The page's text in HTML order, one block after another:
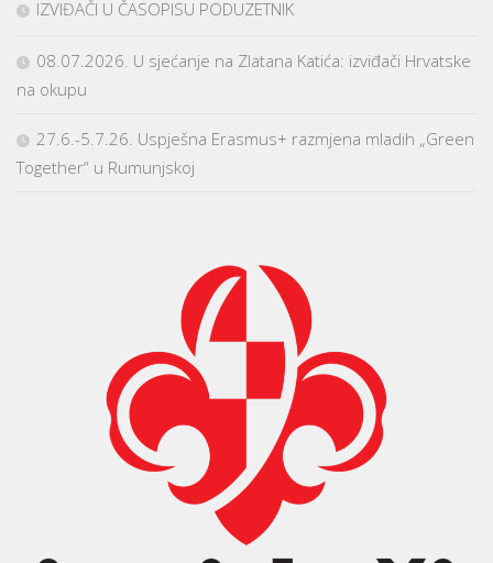
IZVIĐAČI U ČASOPISU PODUZETNIK
08.07.2026. U sjećanje na Zlatana Katića: izviđači Hrvatske
na okupu
27.6.-5.7.26. Uspješna Erasmus+ razmjena mladih „Green
Together“ u Rumunjskoj